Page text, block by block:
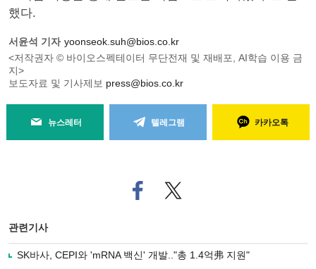
했다.
서윤석 기자 yoonseok.suh@bios.co.kr
<저작권자 © 바이오스펙테이터 무단전재 및 재배포, AI학습 이용 금
지>
보도자료 및 기사제보 press@bios.co.kr
뉴스레터 텔레그램 카카오톡
페
이
로
기
트위
터로
관련기사
SK바사, CEPI와 'mRNA 백신' 개발.."총 1.4억弗 지원"